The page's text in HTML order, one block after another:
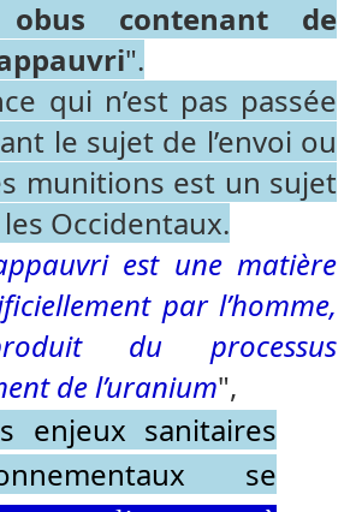
contenant de
".
qui n’est pas passée
le sujet de l’envoi ou
munitions est un sujet
Occidentaux.
est une matière
par l’homme,
du processus
de l’uranium",
enjeux sanitaires
se